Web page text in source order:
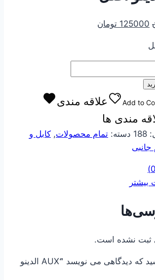
قیمت
بود.
125000 تومان
است.
Add to
علاقه مندی
مندی ها
188 دسته: تمام محصولات, کابل و
جانبی
ثبت نشده است.
اولین کسی باشید که دیدگاهی می نویسد “َAUX الدینو